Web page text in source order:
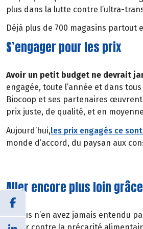
plus dans la lutte contre l’ultra-
Déjà plus de 700 magasins partout
S’engager pour les prix
Avoir un petit budget ne devrait
engagée, toute l’année et dans
Biocoop et ses partenaires
prix juste, de qualité, et en
Aujourd’hui,les prix engagés ce
monde d’accord, du paysan aux
Aller encore plus loin
Si vous n’en avez jamais entendu